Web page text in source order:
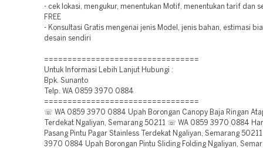
- cek lokasi, mengukur, menentukan Motif, menentukan tarif dan
FREE
- Konsultasi Gratis mengenai jenis Model, jenis bahan, estimasi
desain sendiri
=================================
Untuk Informasi Lebih Lanjut Hubungi :
Bpk. Sunanto
Telp. WA 0859 3970 0884
=================================
☏ WA 0859 3970 0884 Upah Borongan Canopy Baja Ringan
Terdekat Ngaliyan, Semarang 50211 ☏ WA 0859 3970 0884
Pasang Pintu Pagar Stainless Terdekat Ngaliyan, Semarang
3970 0884 Upah Borongan Pintu Sliding Folding Ngaliyan,